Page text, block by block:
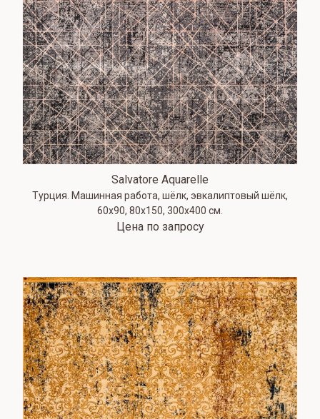
Salvatore Aquarelle
Турция. Машинная работа, шёлк, эвкалиптовый шёлк,
60х90, 80х150, 300х400 см.
Цена по запросу